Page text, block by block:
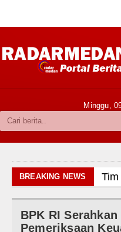
Kabupaten Karo
Politik
Minggu,
BREAKING NEWS
BPK RI Serahkan
Pemeriksaan